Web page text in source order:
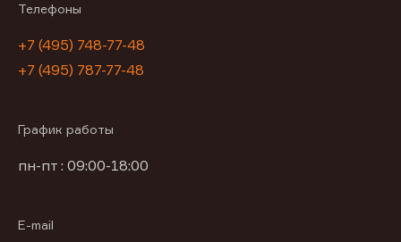
Телефоны
+7 (495) 748-77-48
+7 (495) 787-77-48
График работы
пн-пт : 09:00-18:00
E-mail